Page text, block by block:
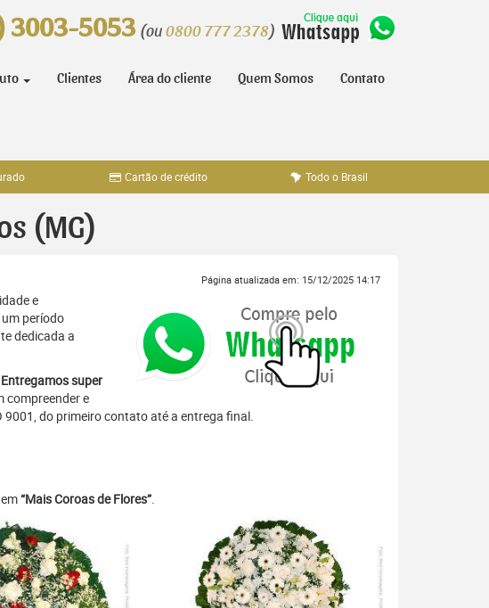
3003-5053 (ou 0800 777 2378)
Clientes Área do cliente Quem Somos Contato
Cartão de crédito Todo o Brasil
(MG)
Página atualizada em: 15/12/2025 14:17
e
período
dedicada a
Entregamos super
compreender e
do primeiro contato até a entrega final.
“Mais Coroas de Flores”.